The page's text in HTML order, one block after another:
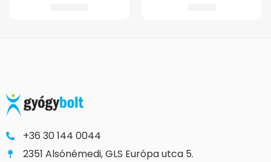
+36 30 144 0044
2351 Alsónémedi, GLS Európa utca 5.